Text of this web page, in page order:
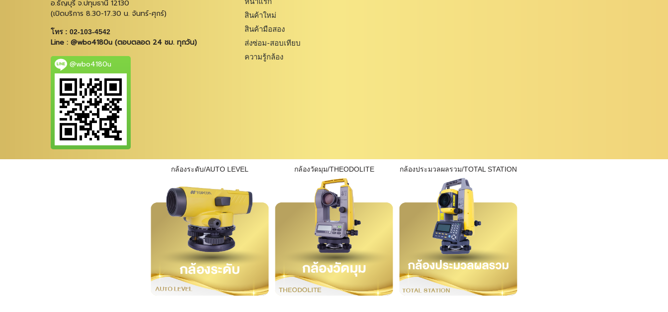
อ.ธัญบุรี จ.ปทุมธานี 12130
(เปิดบริการ 8.30-17.30 น. จันทร์-ศุกร์)
โทร : 02-103-4542
Line : @wbo4180u (ตอบตลอด 24 ชม. ทุกวัน)
@wbo4180u
สินค้าใหม่
สินค้ามือสอง
ส่งซ่อม-สอบเทียบ
ความรู้กล้อง
กล้องระดับ/AUTO LEVEL กล้องวัดมุม/THEODOLITE กล้องประมวลผลรวม/TOTAL STATION